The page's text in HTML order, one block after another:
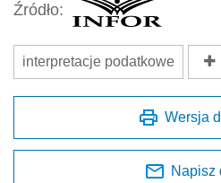
Źródło:
interpretacje podatkowe
Wersja
Napisz